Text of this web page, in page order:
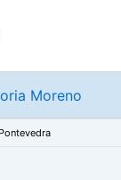
Moreno